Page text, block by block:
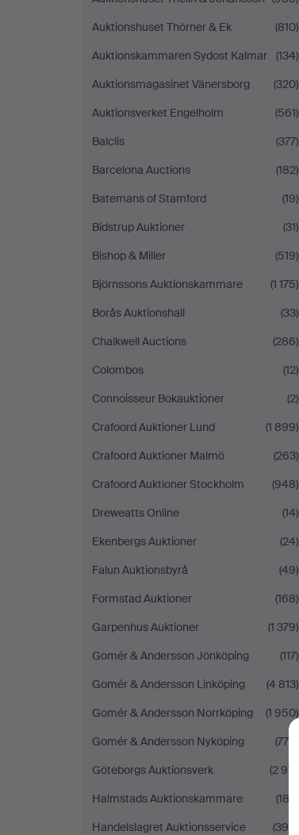
Auktionshuset Thörner & Ek
(810)
Auktionskammaren Sydost Kalmar
(134)
Auktionsmagasinet Vänersborg
(320)
Auktionsverket Engelholm
(561)
Balclis
(377)
Barcelona Auctions
(182)
Batemans of Stamford
(19)
Bidstrup Auktioner
(31)
Bishop & Miller
(519)
Björnssons Auktionskammare
(1 175)
Borås Auktionshall
(33)
Chalkwell Auctions
(286)
Colombos
(12)
Connoisseur Bokauktioner
(2)
Crafoord Auktioner Lund
(1 899)
Crafoord Auktioner Malmö
(263)
Crafoord Auktioner Stockholm
(948)
Dreweatts Online
(14)
Ekenbergs Auktioner
(24)
Falun Auktionsbyrå
(49)
Formstad Auktioner
(168)
Garpenhus Auktioner
(1 379)
Gomér & Andersson Jönköping
(117)
Gomér & Andersson Linköping
(4 813)
Gomér & Andersson Norrköping
(1 950)
Gomér & Andersson Nyköping
(776)
Göteborgs Auktionsverk
(2 911)
Halmstads Auktionskammare
(183)
Handelslagret Auktionsservice
(390)